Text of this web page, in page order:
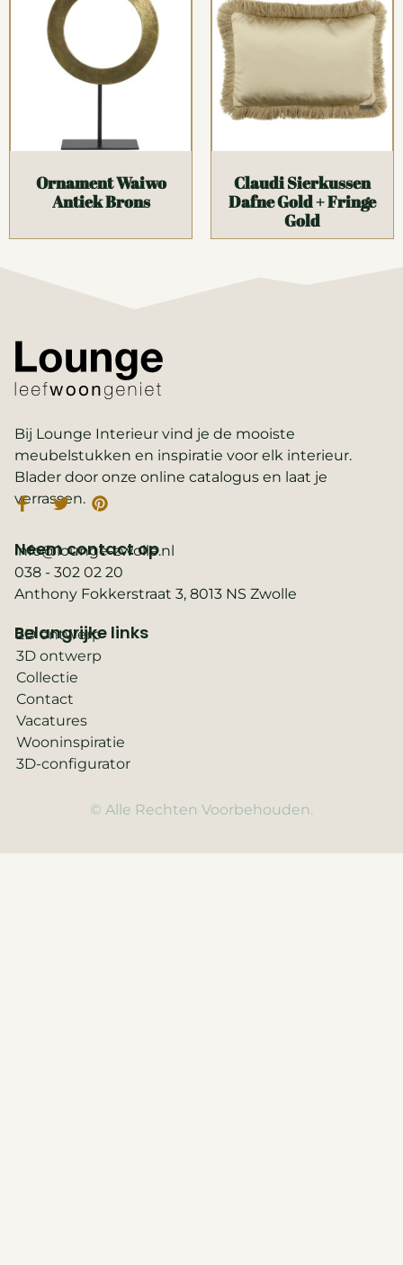
Ornament Waiwo
Antiek Brons
Claudi Sierkussen
Dafne Gold + Fringe
Gold
Bij Lounge Interieur vind je de mooiste
meubelstukken en inspiratie voor elk interieur.
Blader door onze online catalogus en laat je
verrassen.
Belangrijke links
2D ontwerp
3D ontwerp
Collectie
Contact
Vacatures
Wooninspiratie
3D-configurator
Neem contact op
info@lounge-zwolle.nl
038 - 302 02 20
Anthony Fokkerstraat 3, 8013 NS Zwolle
© Alle Rechten Voorbehouden.